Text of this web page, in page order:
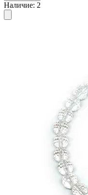
Наличие: 2